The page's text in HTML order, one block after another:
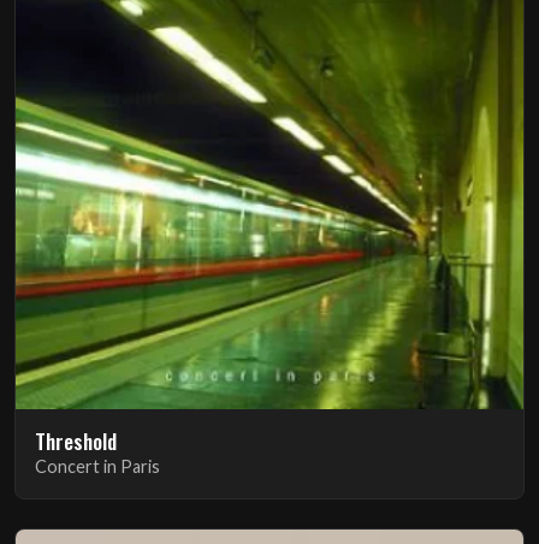
Threshold
Concert in Paris